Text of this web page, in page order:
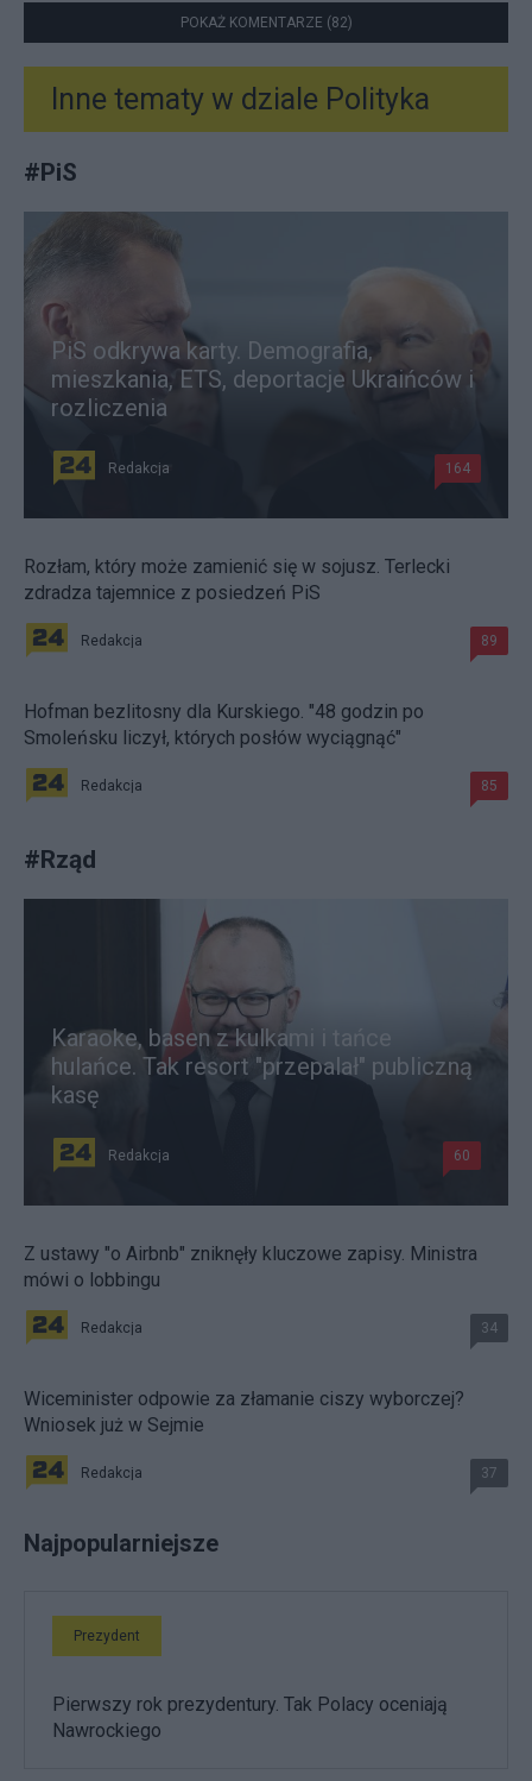
POKAŻ KOMENTARZE (82)
Inne tematy w dziale Polityka
#PiS
PiS odkrywa karty. Demografia,
mieszkania, ETS, deportacje Ukraińców i
rozliczenia
Redakcja 164
Rozłam, który może zamienić się w sojusz. Terlecki
zdradza tajemnice z posiedzeń PiS
Redakcja 89
Hofman bezlitosny dla Kurskiego. "48 godzin po
Smoleńsku liczył, których posłów wyciągnąć"
Redakcja 85
#Rząd
Karaoke, basen z kulkami i tańce
hulańce. Tak resort "przepalał" publiczną
kasę
Redakcja 60
Z ustawy "o Airbnb" zniknęły kluczowe zapisy. Ministra
mówi o lobbingu
Redakcja 34
Wiceminister odpowie za złamanie ciszy wyborczej?
Wniosek już w Sejmie
Redakcja 37
Najpopularniejsze
Prezydent
Pierwszy rok prezydentury. Tak Polacy oceniają
Nawrockiego